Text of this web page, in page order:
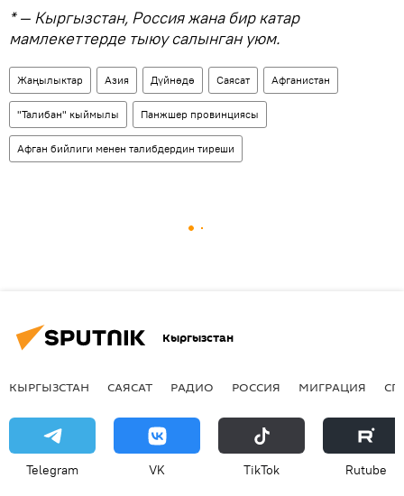
* — Кыргызстан, Россия жана бир катар
мамлекеттерде тыюу салынган уюм.
Жаңылыктар Азия Дүйнөдө Саясат Афганистан
"Талибан" кыймылы Панжшер провинциясы
Афган бийлиги менен талибдердин тиреши
Кыргызстан
КЫРГЫЗСТАН САЯСАТ РАДИО РОССИЯ МИГРАЦИЯ
Telegram VK ТikТоk Rutube